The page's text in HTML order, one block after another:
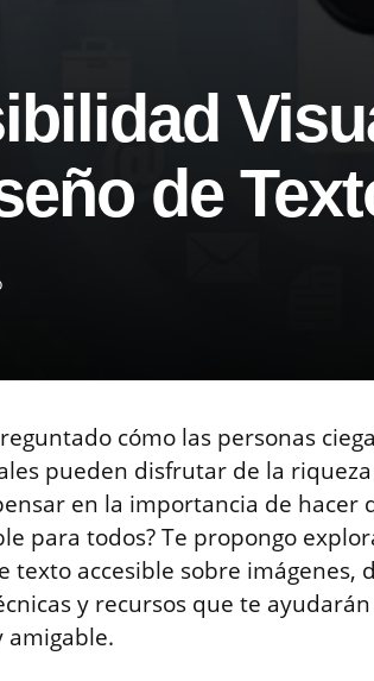
de
cómo las personas
pueden disfrutar de la
en la importancia de hacer
para todos? Te propongo
texto accesible sobre imágenes,
y recursos que te
amigable.